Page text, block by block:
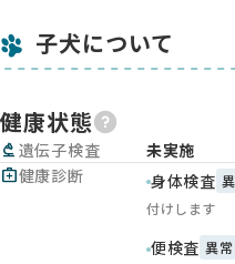
子犬について
健康状態
biotech 遺伝子検査
未実施
medical_services健康診断 身体検査
付けします
便検査 異